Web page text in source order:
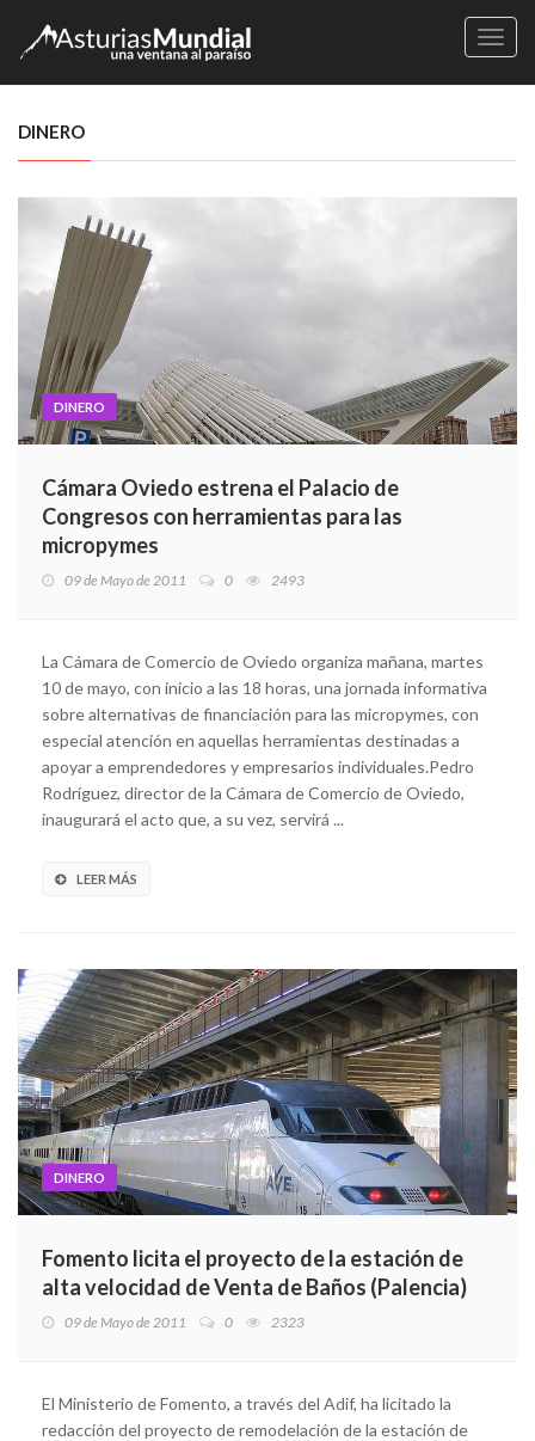
DINERO
DINERO
Cámara Oviedo estrena el Palacio de
Congresos con herramientas para las
micropymes
09 de Mayo de 2011 0 2493
La Cámara de Comercio de Oviedo organiza mañana, martes
10 de mayo, con inicio a las 18 horas, una jornada informativa
sobre alternativas de financiación para las micropymes, con
especial atención en aquellas herramientas destinadas a
apoyar a emprendedores y empresarios individuales.Pedro
Rodríguez, director de la Cámara de Comercio de Oviedo,
inaugurará el acto que, a su vez, servirá ...
LEER MÁS
DINERO
Fomento licita el proyecto de la estación de
alta velocidad de Venta de Baños (Palencia)
09 de Mayo de 2011 0 2323
El Ministerio de Fomento, a través del Adif, ha licitado la
redacción del proyecto de remodelación de la estación de